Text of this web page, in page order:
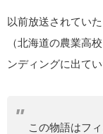
以前放送されてい
（北海道の農業高
ンディングに出て
この物語はフ